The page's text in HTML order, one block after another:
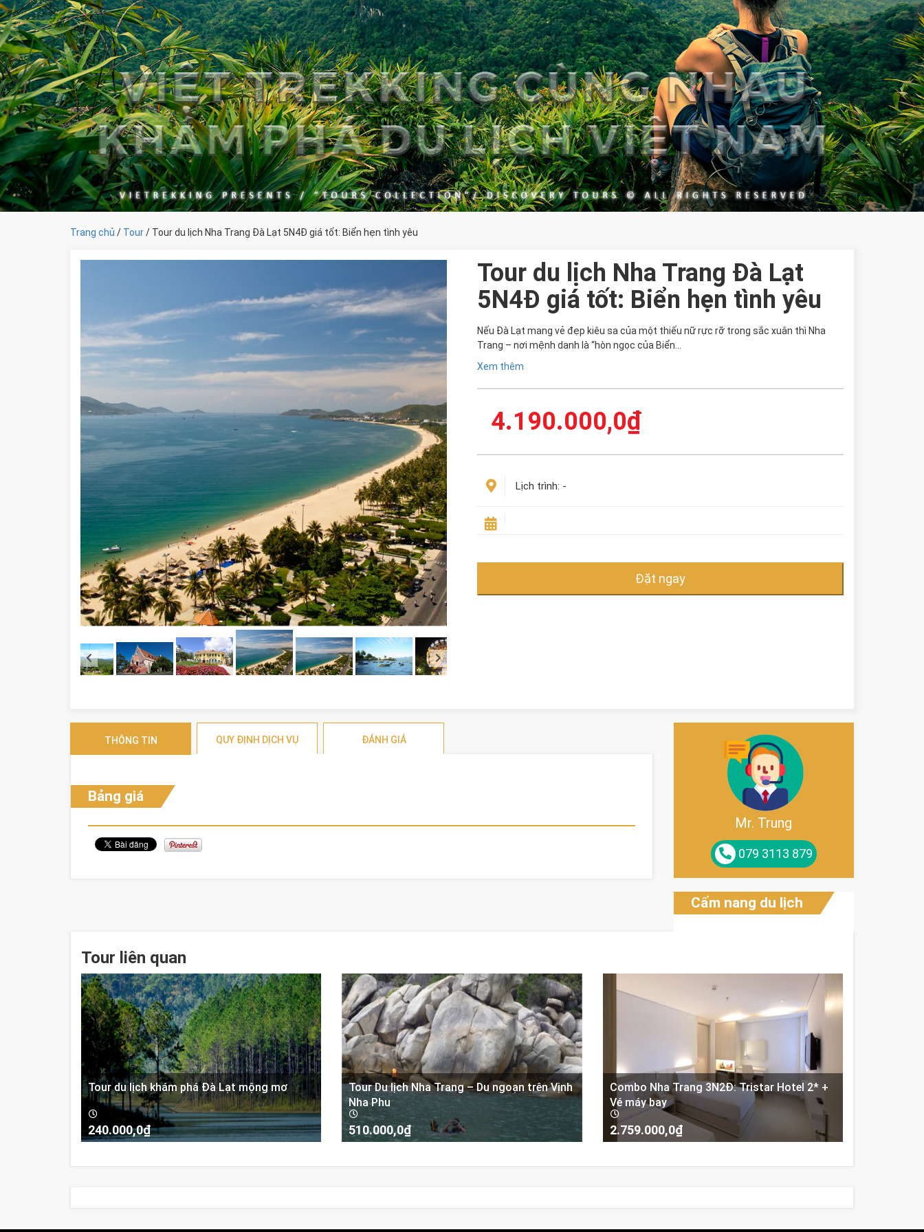
Trang chủ / Tour/ Tour du lịch Nha Trang Đà Lạt 5N4Đ giá tốt: Biển hẹn tình yêu
Tour du lịch Nha Trang Đà Lạt
5N4Đ giá tốt: Biển hẹn tình yêu
Nếu Đà Lạt mang vẻ đẹp kiêu sa của một thiếu nữ rực rỡ trong sắc xuân thì Nha
Trang – nơi mệnh danh là “hòn ngọc của Biển…
Xem thêm
4.190.000,0₫
Lịch trình: -
Đặt ngay
THÔNG TIN QUY ĐỊNH DỊCH VỤ ĐÁNH GIÁ
Bảng giá
Mr. Trung
079 3113 879
Cẩm nang du lịch
Tour liên quan
Tour du lịch khám phá Đà Lạt mộng mơ
240.000,0₫
Tour Du lịch Nha Trang – Du ngoạn trên Vịnh
Nha Phu
510.000,0₫
Combo Nha Trang 3N2Đ: Tristar Hotel 2* +
Vé máy bay
2.759.000,0₫